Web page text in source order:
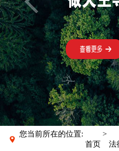
您当前所在的位置: 首页 > 法